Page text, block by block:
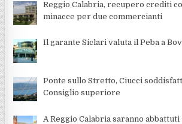
Reggio Calabria, recupero crediti
minacce per due commercianti
Il garante Siclari valuta il Peba a
Ponte sullo Stretto, Ciucci
Consiglio superiore
A Reggio Calabria saranno